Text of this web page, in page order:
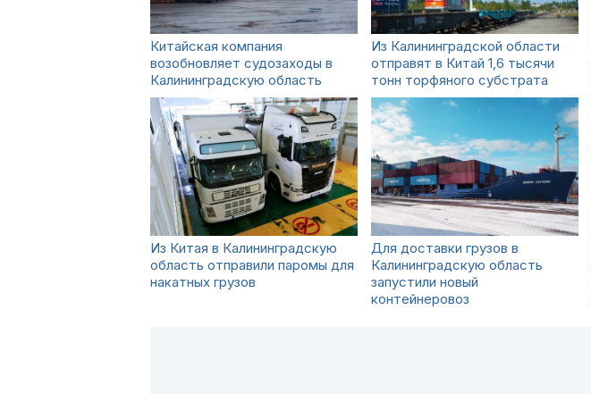
Китайская компания
возобновляет судозаходы в
Калининградскую область
Из Калининградской области
отправят в Китай 1,6 тысячи
тонн торфяного субстрата
Из Китая в Калининградскую
область отправили паромы для
накатных грузов
Для доставки грузов в
Калининградскую область
запустили новый
контейнеровоз